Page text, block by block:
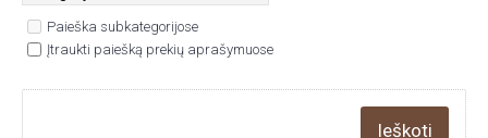
Paieška subkategorijose
Įtraukti paiešką prekių aprašymuose